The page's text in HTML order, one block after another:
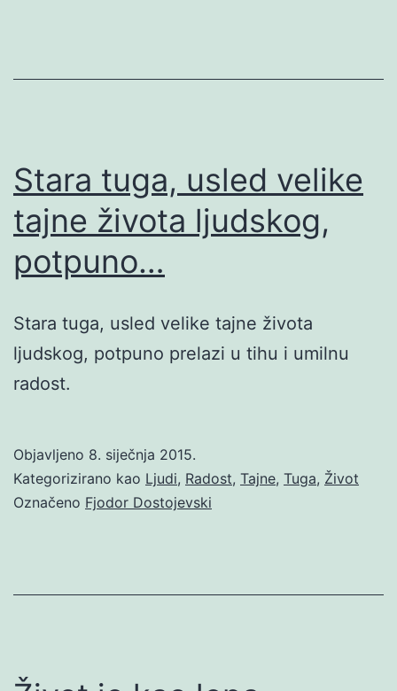
Stara tuga, usled velike
tajne života ljudskog,
potpuno…
Stara tuga, usled velike tajne života
ljudskog, potpuno prelazi u tihu i umilnu
radost.
Objavljeno 8. siječnja 2015.
Kategorizirano kao Ljudi, Radost, Tajne, Tuga, Život
Označeno Fjodor Dostojevski